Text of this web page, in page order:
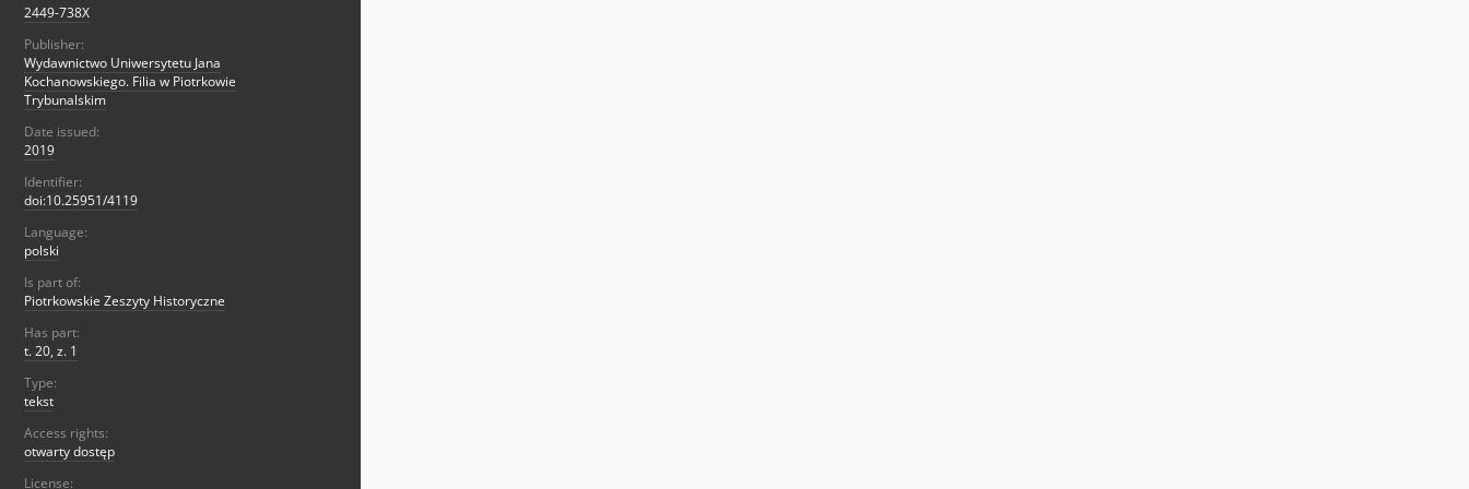
2449-738X
Publisher:
Wydawnictwo Uniwersytetu Jana
Kochanowskiego. Filia w Piotrkowie
Trybunalskim
Date issued:
2019
Identifier:
doi:10.25951/4119
Language:
polski
Is part of:
Piotrkowskie Zeszyty Historyczne
Has part:
t. 20, z. 1
Type:
tekst
Access rights:
otwarty dostęp
License: